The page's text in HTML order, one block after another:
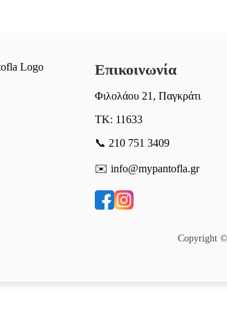
Επικοινωνία
Φιλολάου 21, Παγκράτι
ΤΚ: 11633
📞 210 751 3409
✉️ info@mypantofla.gr
Copyright